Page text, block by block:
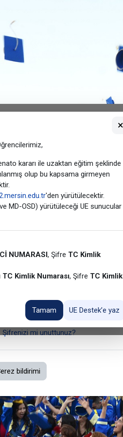
×
kararı ile uzaktan eğitim şeklinde
olup bu kapsama girmeyen
'den yürütülecektir.
MD-OSD) yürütüleceği UE sunucular
NUMARASI , Şifre TC Kimlik
TC Kimlik Numarası, Şifre TC Kimlik
Tamam UE Destek’e yaz
MERSİN
Şifrenizi mi unuttunuz?
bildirimi